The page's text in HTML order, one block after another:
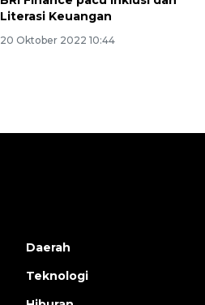
Literasi Keuangan
20 Oktober 2022 10:44
Daerah
Teknologi